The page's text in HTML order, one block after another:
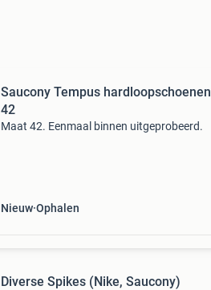
Saucony Tempus
42
Maat 42. Eenmaal binnen uitgeprobeerd.
Nieuw Ophalen
Diverse Spikes (Nike, Saucony)